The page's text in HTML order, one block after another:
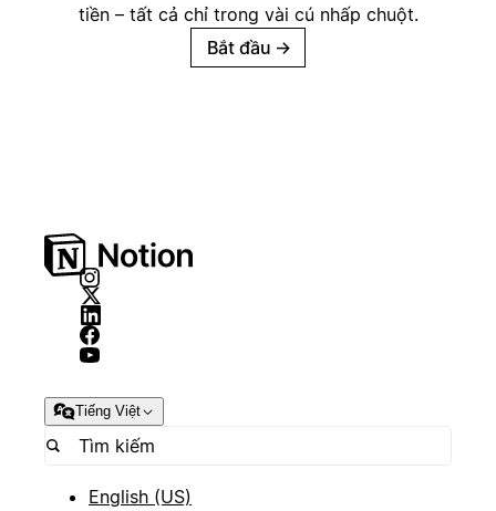
tiền – tất cả chỉ trong vài cú nhấp chuột.
Bắt đầu →
Tiếng Việt
English (US)